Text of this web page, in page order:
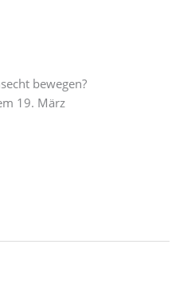
bewegen?
19. März